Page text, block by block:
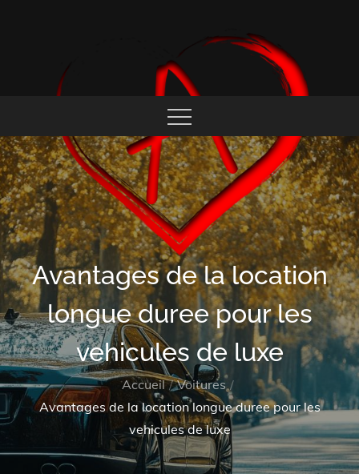
COEUR ALFISTE
Avantages de la location
longue duree pour les
vehicules de luxe
Accueil
Voitures
Avantages de la location longue duree pour les
vehicules de luxe